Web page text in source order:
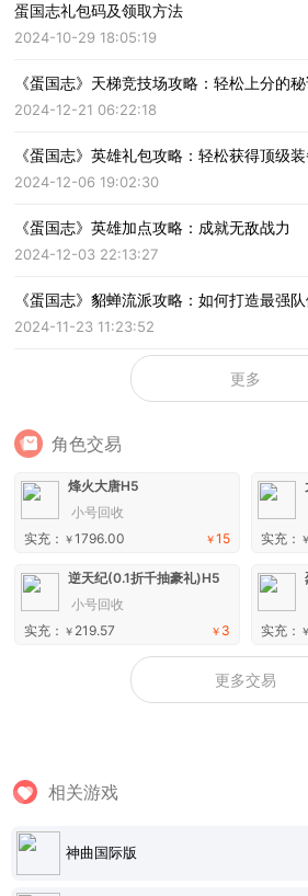
蛋国志礼包码及领取方法
2024-10-29 18:05:19
《蛋国志》天梯竞技场攻略：轻松上分的
2024-12-21 06:22:18
《蛋国志》英雄礼包攻略：轻松获得顶级
2024-12-06 19:02:30
《蛋国志》英雄加点攻略：成就无敌战力
2024-12-03 22:13:27
《蛋国志》貂蝉流派攻略：如何打造最强
2024-11-23 11:23:52
更多
角色交易
烽火大唐H5
小号回收
￥15
实充： ￥1796.00 实充： ￥
逆天纪(0.1折千抽豪礼)H5
小号回收
￥ 3
实充： ￥ 219.57 实充： ￥
更多交易
相关游戏
神曲国际版